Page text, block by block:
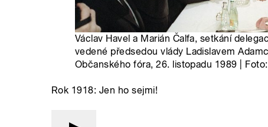
Václav Havel a Marián Čalfa, setkání
vedené předsedou vlády Ladislavem
Občanského fóra, 26. listopadu 1989 |
Rok 1918: Jen ho sejmi!